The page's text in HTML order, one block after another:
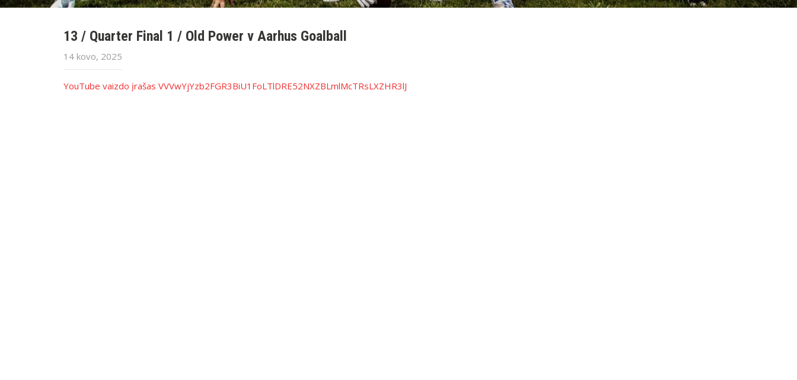
13 / Quarter Final 1 / Old Power v Aarhus Goalball
14 kovo, 2025
YouTube vaizdo įrašas VVVwYjYzb2FGR3BiU1FoLTlDRE52NXZBLmlMcTRsLXZHR3lJ